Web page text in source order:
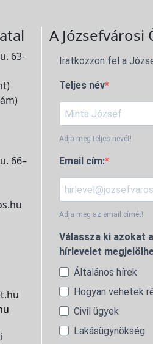
63-
66–
A
Iratkozzon fel a
Teljes név
Adja meg teljes nevét!
Email cím:
Adja meg az email címét!
Válassza ki azokat
hírlevelet
Általános hírek
Hogyan vehetek
Civil ügyek
Lakásügynökség